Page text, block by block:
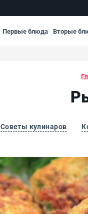
Первые блюда Вторые
Советы кулинаров